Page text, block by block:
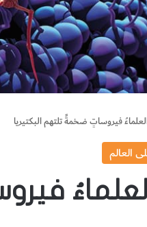
فيروساتٍ ضخمةً تلتهم البكتيريا
العالم